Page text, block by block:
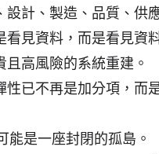
設計、製造、品質、供
看見資料，而是看見資
高風險的系統重建。
性已不再是加分項，而
能是一座封閉的孤島。